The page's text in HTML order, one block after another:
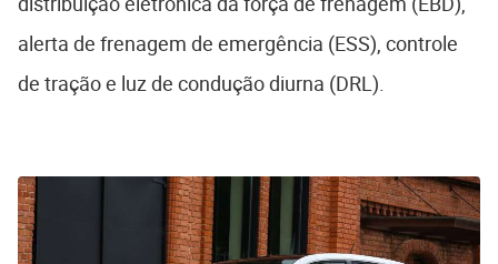
alerta de frenagem de emergência (ESS), controle
de tração e luz de condução diurna (DRL).